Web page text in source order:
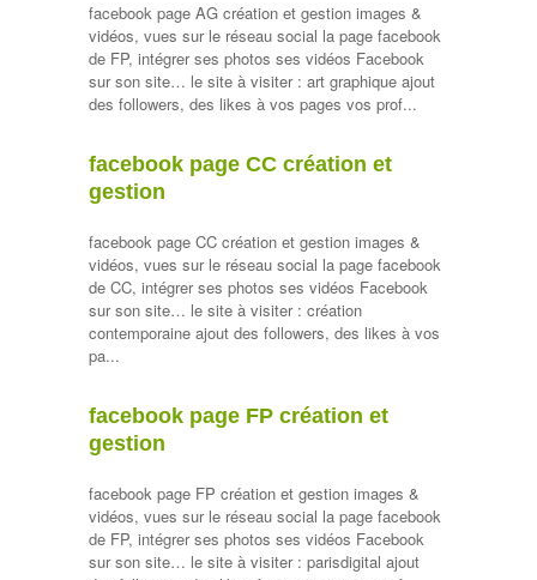
facebook page AG création et gestion images &
vidéos, vues sur le réseau social la page facebook
de FP, intégrer ses photos ses vidéos Facebook
sur son site… le site à visiter : art graphique ajout
des followers, des likes à vos pages vos prof...
facebook page CC création et
gestion
facebook page CC création et gestion images &
vidéos, vues sur le réseau social la page facebook
de CC, intégrer ses photos ses vidéos Facebook
sur son site… le site à visiter : création
contemporaine ajout des followers, des likes à vos
pa...
facebook page FP création et
gestion
facebook page FP création et gestion images &
vidéos, vues sur le réseau social la page facebook
de FP, intégrer ses photos ses vidéos Facebook
sur son site… le site à visiter : parisdigital ajout